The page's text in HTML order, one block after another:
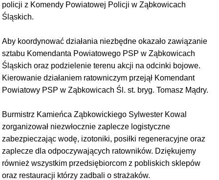
policji z Komendy Powiatowej Policji w Ząbkowicach
Śląskich.
Aby koordynować działania niezbędne okazało zawiązanie
sztabu Komendanta Powiatowego PSP w Ząbkowicach
Śląskich oraz podzielenie terenu akcji na odcinki bojowe.
Kierowanie działaniem ratowniczym przejął Komendant
Powiatowy PSP w Ząbkowicach Śl. st. bryg. Tomasz Mądry.
Burmistrz Kamieńca Ząbkowickiego Sylwester Kowal
zorganizował niezwłocznie zaplecze logistyczne
zabezpieczając wodę, izotoniki, posiłki regeneracyjne oraz
zaplecze dla odpoczywających ratowników. Dziękujemy
również wszystkim przedsiębiorcom z pobliskich sklepów
oraz restauracji którzy zadbali o strażaków.